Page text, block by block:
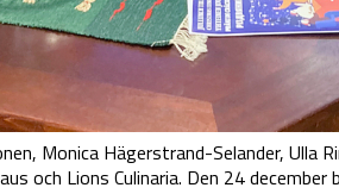
Monica Hägerstrand-Selander, Ulla
och Lions Culinaria. Den 24